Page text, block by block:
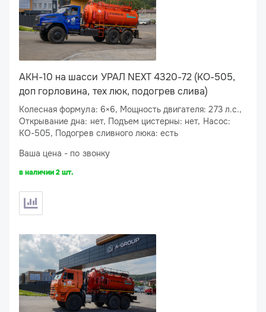
АКН-10 на шасси УРАЛ NEXT 4320-72 (КО-505,
доп горловина, тех люк, подогрев слива)
Колесная формула: 6×6, Мощность двигателя: 273 л.с.,
Открывание дна: нет, Подъем цистерны: нет, Насос:
КО-505, Подогрев сливного люка: есть
Ваша цена - по звонку
в наличии 2 шт.